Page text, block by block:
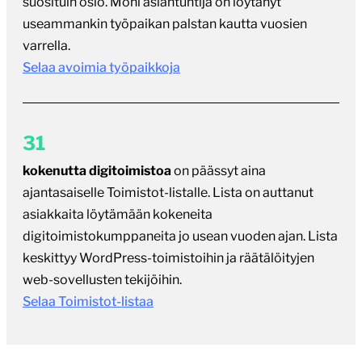
useammankin työpaikan palstan kautta vuosien
varrella.
Selaa avoimia työpaikkoja
31
kokenutta digitoimistoaon päässyt aina
ajantasaiselle Toimistot-listalle. Lista on auttanut
asiakkaita löytämään kokeneita
digitoimistokumppaneita jo usean vuoden ajan. Lista
keskittyy WordPress-toimistoihin ja räätälöityjen
web-sovellusten tekijöihin.
Selaa Toimistot-listaa